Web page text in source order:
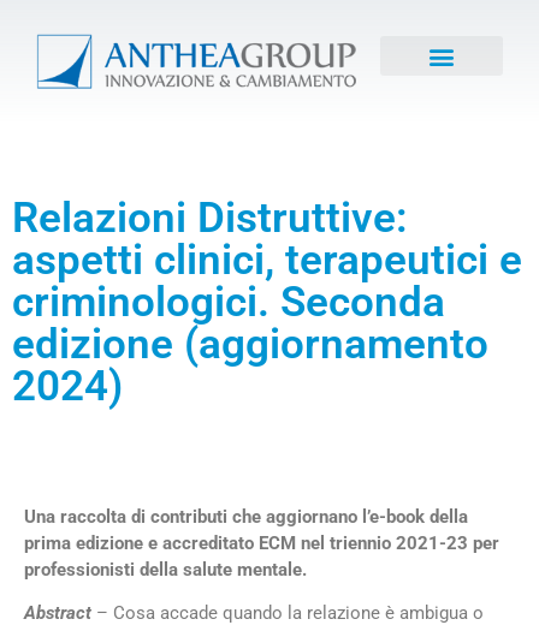
Relazioni Distruttive:
aspetti clinici, terapeutici e
criminologici. Seconda
edizione (aggiornamento
2024)
Una raccolta di contributi che aggiornano l’e-book della
prima edizione e accreditato ECM nel triennio 2021-23 per
professionisti della salute mentale.
Abstract – Cosa accade quando la relazione è ambigua o